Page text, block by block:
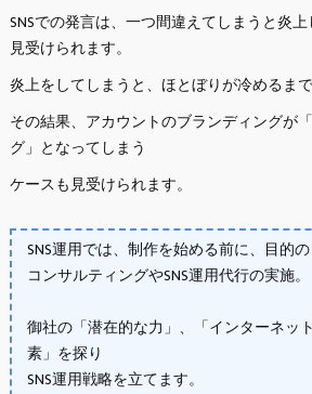
SNSでの発言は、一つ間違えてしまうと炎
見受けられます。
炎上をしてしまうと、ほとぼりが冷めるま
その結果、アカウントのブランディングが
グ」となってしまう
ケースも見受けられます。
SNS運用では、制作を始める前に、目的
コンサルティングやSNS運用代行の実施。
御社の「潜在的な力」、「インターネッ
素」を探り
SNS運用戦略を立てます。